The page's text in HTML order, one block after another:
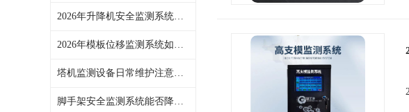
2026年升降机安全监测系统在建筑工地的实际价值，创宇电子梳理
2026年模板位移监测系统如何选型？创宇电子分享三点经验
塔机监测设备日常维护注意什么？创宇电子总结一线服务经验
脚手架安全监测系统能否降低高空作业风险？创宇电子分享现场应用观察